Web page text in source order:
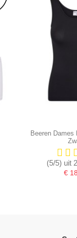
Beeren Dames
(5/5) uit
€